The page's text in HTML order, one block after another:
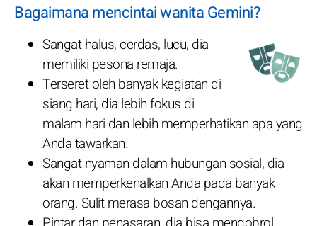
Bagaimana mencintai wanita Gemini?
Sangat halus, cerdas, lucu, dia
memiliki pesona remaja.
Terseret oleh banyak kegiatan di
siang hari, dia lebih fokus di
malam hari dan lebih memperhatikan apa yang
Anda tawarkan.
Sangat nyaman dalam hubungan sosial, dia
akan memperkenalkan Anda pada banyak
orang. Sulit merasa bosan dengannya.